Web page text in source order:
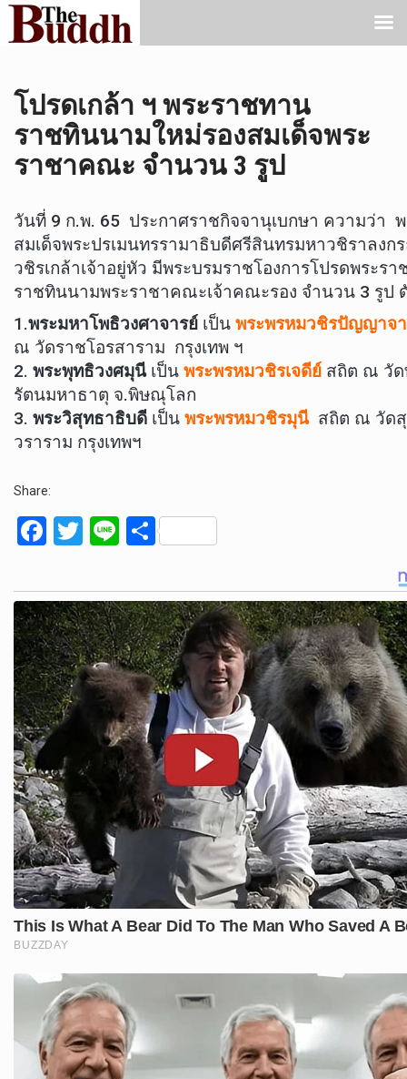
โปรดเกล้า ฯ พระราชทาน
ราชทินนามใหม่รองสมเด็จพระ
ราชาคณะ จำนวน 3 รูป
วันที่ 9 ก.พ. 65 ประกาศราชกิจจานุเบกษา ความว่า
สมเด็จพระปรเมนทรรามาธิบดีศรีสินทรมหาวชิราลงก
วชิรเกล้าเจ้าอยู่หัว มีพระบรมราชโองการโปรดพระร
ราชทินนามพระราชาคณะเจ้าคณะรอง จำนวน 3 รูป
1.พระมหาโพธิวงศาจารย์ เป็น พระพรหมวชิรปัญญาจ
ณ วัดราชโอรสาราม กรุงเทพ ฯ
2. พระพุทธิวงศมุนีเป็น พระพรหมวชิรเจดีย์ สถิต ณ วัด
รัตนมหาธาตุ จ.พิษณุโลก
3. พระวิสุทธาธิบดี เป็น พระพรหมวชิรมุนีสถิต ณ วัดสุ
วราราม กรุงเทพฯ
Share:
F
ce
b
o
o
k
T
tt
er
Li
e
S
ar
e